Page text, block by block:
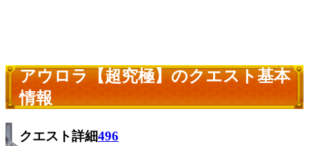
アウロラ【超究極】のクエスト基本
情報
クエスト詳細496